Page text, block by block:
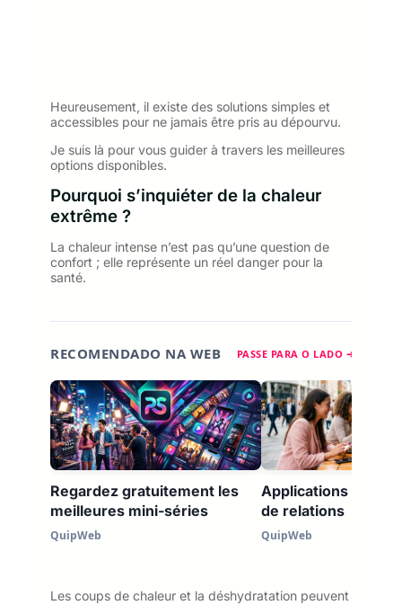
Heureusement, il existe des solutions simples et
accessibles pour ne jamais être pris au dépourvu.
Je suis là pour vous guider à travers les meilleures
options disponibles.
Pourquoi s’inquiéter de la chaleur
extrême ?
La chaleur intense n’est pas qu’une question de
confort ; elle représente un réel danger pour la
santé.
RECOMENDADO NA WEB PASSE PARA O LADO ➔
Regardez gratuitement les
meilleures mini-séries
QuipWeb
Applications de
de relations
QuipWeb
Les coups de chaleur et la déshydratation peuvent